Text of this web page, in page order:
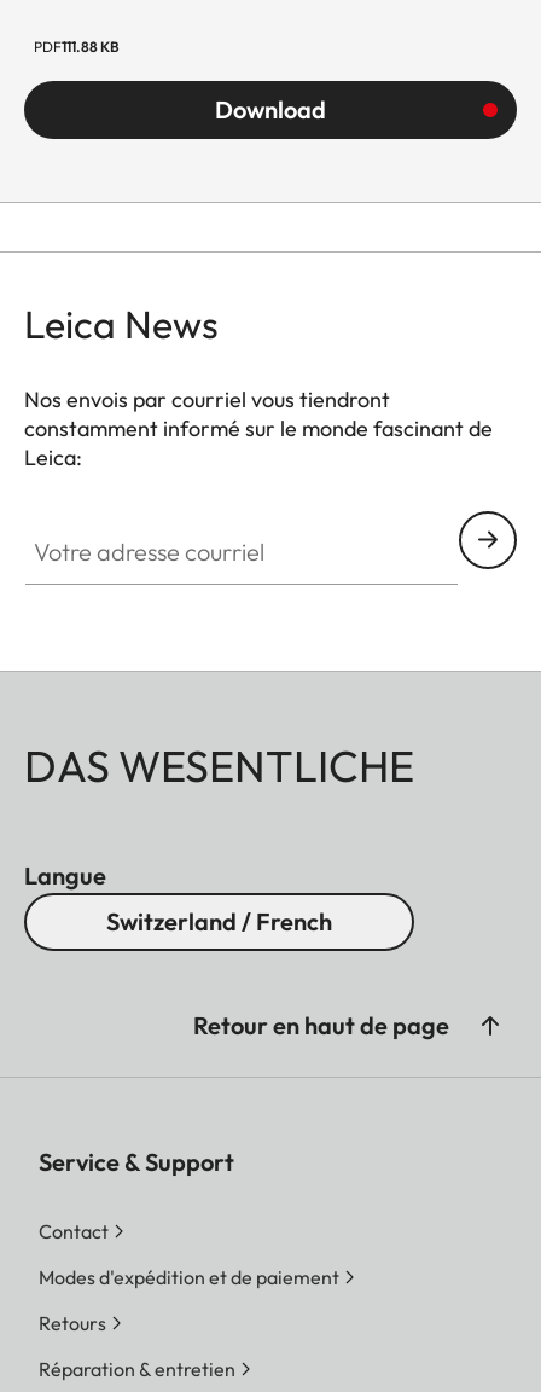
PDF111.88 KB
Download
Leica News
Nos envois par courriel vous tiendront
constamment informé sur le monde fascinant de
Leica:
DAS WESENTLICHE
Langue
Switzerland / French
Retour en haut de page
Service & Support
Contact
Modes d'expédition et de paiement
Retours
Réparation & entretien